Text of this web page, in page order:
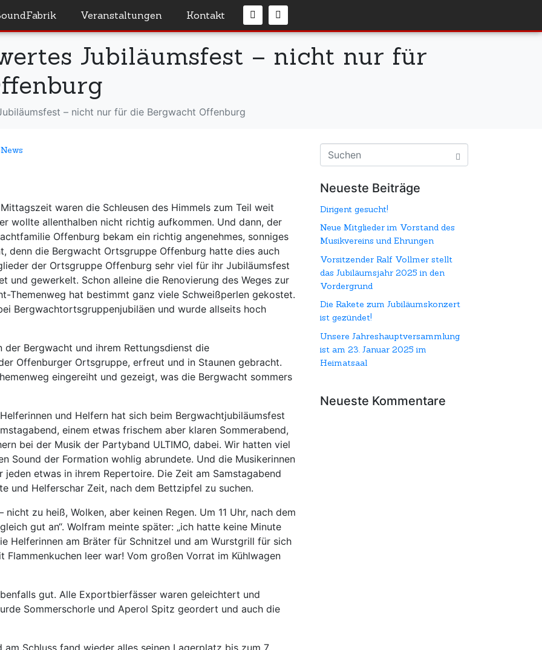
Veranstaltungen Kontakt
Jubiläumsfest – nicht nur für
– nicht nur für die Bergwacht Offenburg
News
waren die Schleusen des Himmels zum Teil weit
wollte allenthalben nicht richtig aufkommen. Und dann, der
Offenburg bekam ein richtig angenehmes, sonniges
denn die Bergwacht Ortsgruppe Offenburg hatte dies auch
der Ortsgruppe Offenburg sehr viel für ihr Jubiläumsfest
und gewerkelt. Schon alleine die Renovierung des Weges zur
Themenweg hat bestimmt ganz viele Schweißperlen gekostet.
Bergwachtortsgruppenjubiläen und wurde allseits hoch
Bergwacht und ihrem Rettungsdienst die
Offenburger Ortsgruppe, erfreut und in Staunen gebracht.
eingereiht und gezeigt, was die Bergwacht sommers
und Helfern hat sich beim Bergwachtjubiläumsfest
einem etwas frischem aber klaren Sommerabend,
bei der Musik der Partyband ULTIMO, dabei. Wir hatten viel
Sound der Formation wohlig abrundete. Und die Musikerinnen
etwas in ihrem Repertoire. Die Zeit am Samstagabend
und Helferschar Zeit, nach dem Bettzipfel zu suchen.
zu heiß, Wolken, aber keinen Regen. Um 11 Uhr, nach dem
gut an“. Wolfram meinte später: „ich hatte keine Minute
Helferinnen am Bräter für Schnitzel und am Wurstgrill für sich
leer war! Vom großen Vorrat im Kühlwagen
gut. Alle Exportbierfässer waren geleichtert und
Sommerschorle und Aperol Spitz geordert und auch die
Schluss fand wieder alles seinen Lagerplatz bis zum 7.
Neueste Beiträge
Dirigent gesucht!
Neue Mitglieder im Vorstand des
Musikvereins und Ehrungen
Vorsitzender Ralf Vollmer stellt
das Jubiläumsjahr 2025 in den
Vordergrund
Die Rakete zum Jubiläumskonzert
ist gezündet!
Unsere Jahreshauptversammlung
ist am 23. Januar 2025 im
Heimatsaal
Neueste Kommentare